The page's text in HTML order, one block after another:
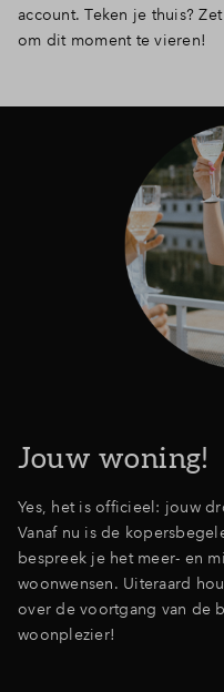
account. Teken je thuis?
om dit moment te vieren!
Jouw woning!
Yes, het is officieel: jouw
Vanaf nu is de
bespreek je het meer- en
woonwensen. Uiteraard
over de voortgang van de
woonplezier!